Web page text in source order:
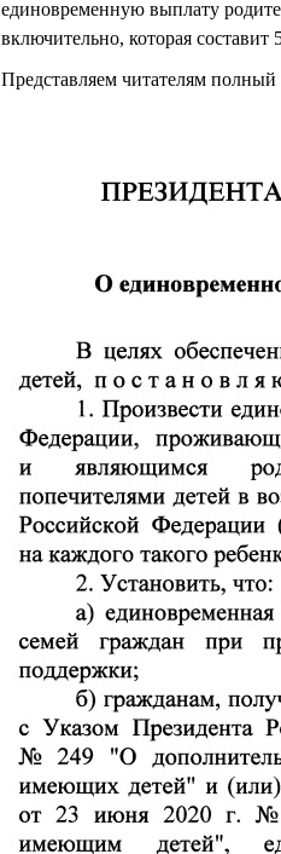
единовременную выплату
включительно, которая
Представляем читателям полный